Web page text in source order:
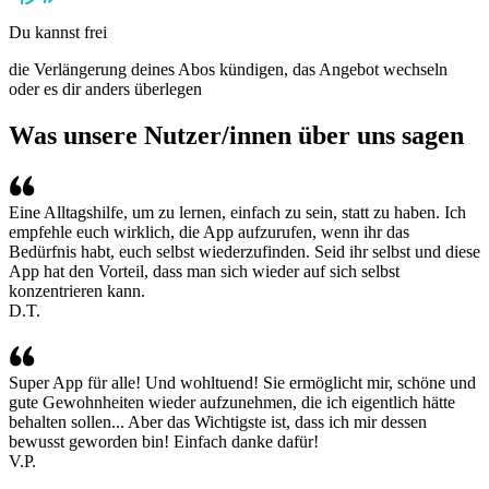
Du kannst frei
die Verlängerung deines Abos kündigen, das Angebot wechseln
oder es dir anders überlegen
Was unsere Nutzer/innen über uns sagen
Eine Alltagshilfe, um zu lernen, einfach zu sein, statt zu haben. Ich
empfehle euch wirklich, die App aufzurufen, wenn ihr das
Bedürfnis habt, euch selbst wiederzufinden. Seid ihr selbst und diese
App hat den Vorteil, dass man sich wieder auf sich selbst
konzentrieren kann.
D.T.
Super App für alle! Und wohltuend! Sie ermöglicht mir, schöne und
gute Gewohnheiten wieder aufzunehmen, die ich eigentlich hätte
behalten sollen... Aber das Wichtigste ist, dass ich mir dessen
bewusst geworden bin! Einfach danke dafür!
V.P.